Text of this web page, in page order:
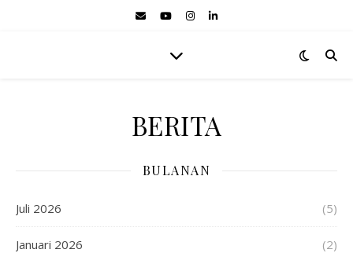
BERITA
BULANAN
Juli 2026 (5)
Januari 2026 (2)